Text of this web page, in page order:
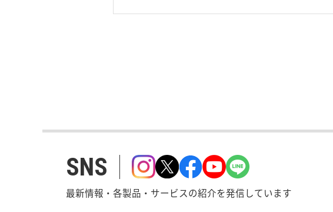
SNS
最新情報・各製品・サービスの紹介を発信しています